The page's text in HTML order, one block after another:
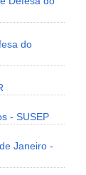
do
- SUSEP
Janeiro -